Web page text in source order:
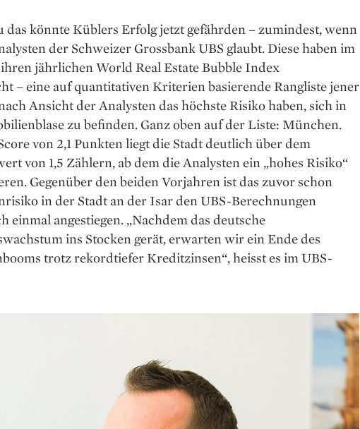
das könnte Küblers Erfolg jetzt gefährden – zumindest, wenn
der Schweizer Grossbank UBS glaubt. Diese haben im
jährlichen World Real Estate Bubble Index
– eine auf quantitativen Kriterien basierende Rang­liste jener
Ansicht der Analysten das höchste Risiko haben, sich in
zu befinden. Ganz oben auf der Liste: München.
von 2,1 Punkten liegt die Stadt deutlich über dem
von 1,5 Zählern, ab dem die Analysten ein „hohes Risiko“
Gegenüber den beiden Vorjahren ist das zuvor schon
in der Stadt an der Isar den UBS-Berechnungen
einmal angestiegen. „Nachdem das deutsche
ins Stocken gerät, erwarten wir ein Ende des
trotz rekordtiefer Kreditzinsen“, heisst es im UBS-